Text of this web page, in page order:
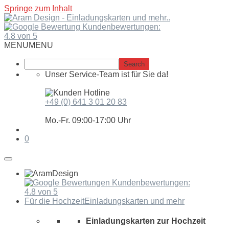
Springe zum Inhalt
Kundenbewertungen:
4.8 von 5
MENUMENU
Unser Service-Team ist für Sie da!
+49 (0) 641 3 01 20 83
Mo.-Fr. 09:00-17:00 Uhr
0
Kundenbewertungen:
4.8 von 5
Für die HochzeitEinladungskarten und mehr
Einladungskarten zur Hochzeit